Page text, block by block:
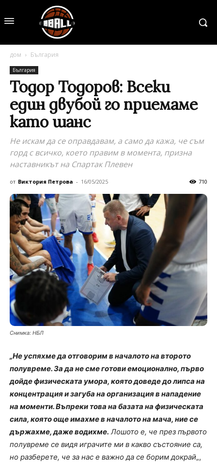
дом България
България
Тодор Тодоров: Всеки
един двубой го приемаме
като шанс
Не искам да се оправдавам, а само да кажа, че съм
горд с всичко, което правим в момента, призна
наставникът на Спартак Плевен
от Виктория Петрова - 16/05/2025 710
Снимка: НБЛ
„Не успяхме да отговорим в началото на второто
полувреме. За да не сме готови емоционално, първо
дойде физическата умора, която доведе до липса на
концентрация и загуба на организация в нападение
на моменти. Въпреки това на базата на физическата
сила, която още имахме в началото на мача, ние се
държахме, даже водихме. Лошото е, че през първото
полувреме се видя играчите ми в какво състояние са,
но разберете, че за нас е важно да се борим докрай„,